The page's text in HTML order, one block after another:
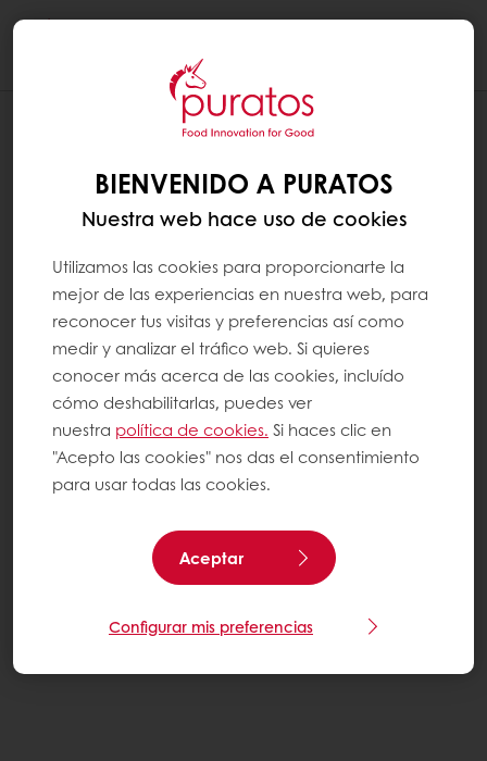
BIENVENIDO A PURATOS
Nuestra web hace uso de cookies
Utilizamos las cookies para proporcionarte la
mejor de las experiencias en nuestra web, para
reconocer tus visitas y preferencias así como
medir y analizar el tráfico web. Si quieres
conocer más acerca de las cookies, incluído
cómo deshabilitarlas, puedes ver
nuestra política de cookies. Si haces clic en
"Acepto las cookies" nos das el consentimiento
para usar todas las cookies.
Aceptar
Configurar mis preferencias